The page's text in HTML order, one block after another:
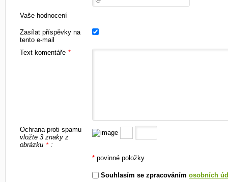
Vaše hodnocení
Zasílat příspěvky na
tento e-mail
Text komentáře *
Ochrana proti spamu
vložte 3 znaky z
obrázku * :
* povinné položky
Souhlasím se zpracováním osobních